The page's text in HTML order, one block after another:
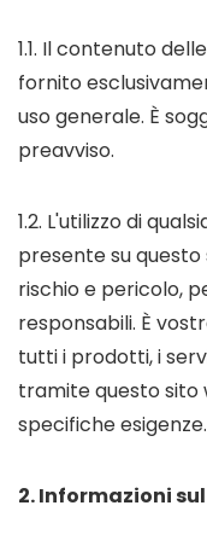
1.1. Il contenuto
fornito
uso generale. È
preavviso.
1.2. L'utilizzo di
presente su
rischio e pericolo,
responsabili. È
tutti i prodotti, i
tramite questo sito
specifiche esigenze.
2. Informazioni